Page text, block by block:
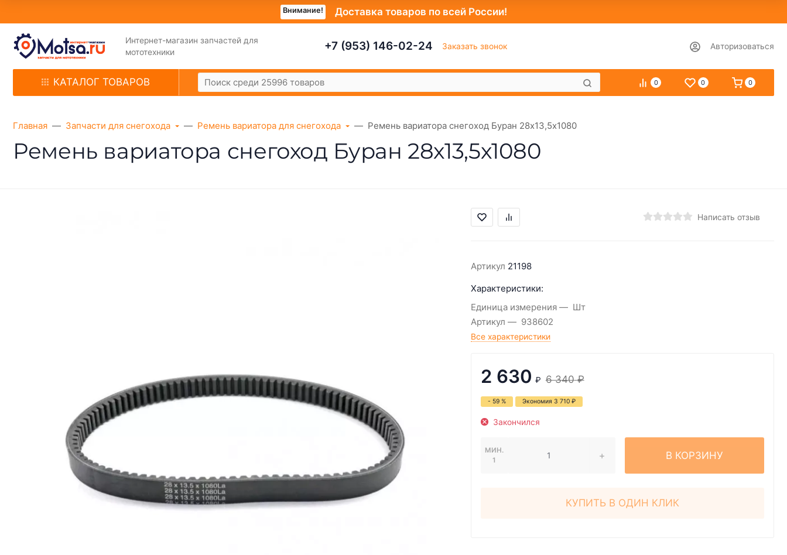
Внимание! Доставка товаров по всей России!
Интернет-магазин запчастей для
мототехники
+7 (953) 146-02-24 Заказать звонок Авторизоваться
КАТАЛОГ ТОВАРОВ 0 0 0
Главная Запчасти для снегохода Ремень вариатора для снегохода Ремень вариатора снегоход Буран 28х13,5х1080
Ремень вариатора снегоход Буран 28х13,5х1080
Написать отзыв
Артикул 21198
Характеристики:
Единица измерения
Шт
Артикул
938602
Все характеристики
2 630 ₽ 6 340 ₽
- 59 % Экономия 3 710 ₽
Закончился
МИН.
1
В КОРЗИНУ
КУПИТЬ В ОДИН КЛИК